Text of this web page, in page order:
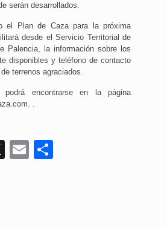
serán desarrollados.
el Plan de Caza para la próxima
desde el Servicio Territorial de
Palencia, la información sobre los
disponibles y teléfono de contacto
terrenos agraciados.
podrá encontrarse en la página
.
X Email